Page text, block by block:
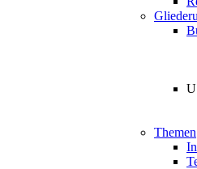
Themen